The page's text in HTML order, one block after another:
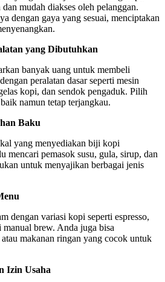
mudah diakses oleh pelanggan.
dengan gaya yang sesuai, menciptakan
yang Dibutuhkan
banyak uang untuk membeli
peralatan dasar seperti mesin
kopi, dan sendok pengaduk. Pilih
namun tetap terjangkau.
Baku
yang menyediakan biji kopi
mencari pemasok susu, gula, sirup, dan
untuk menyajikan berbagai jenis
dengan variasi kopi seperti espresso,
brew. Anda juga bisa
makanan ringan yang cocok untuk
Izin Usaha